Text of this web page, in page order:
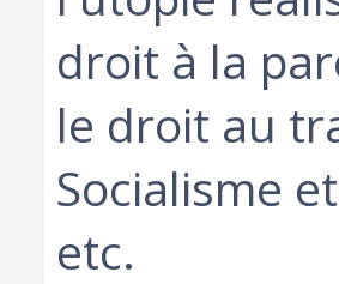
droit à la
le droit au
Socialisme
etc.‎